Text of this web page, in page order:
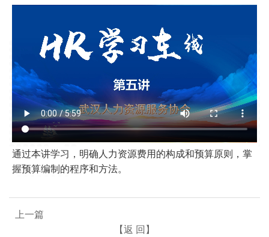
通过本讲学习，明确人力资源费用的构成和预算原则，掌
握预算编制的程序和方法。
上一篇
【返 回】